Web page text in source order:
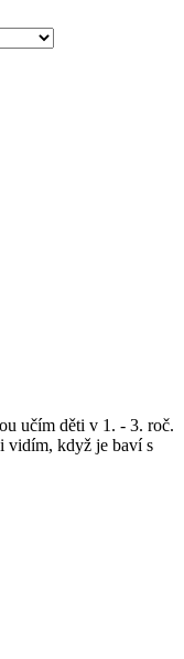
učím děti v 1. - 3. roč.
vidím, když je baví s